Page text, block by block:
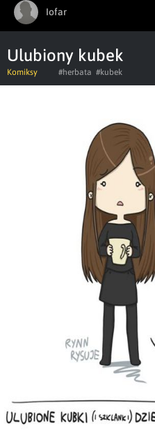
Iofar
Ulubiony kubek
Komiksy #herbata #kubek